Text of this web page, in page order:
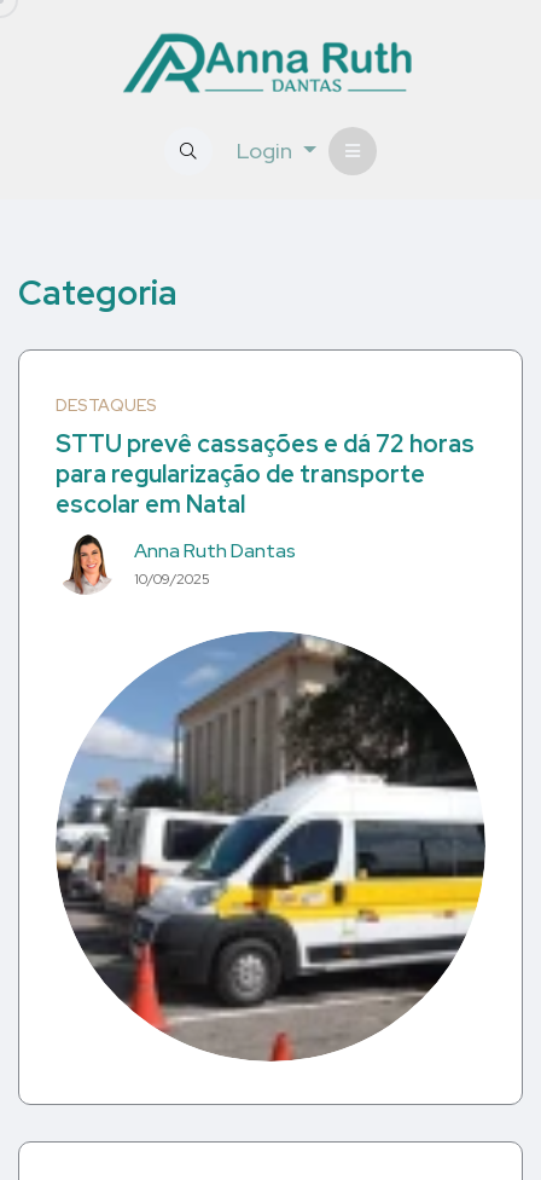
Login
Categoria
DESTAQUES
STTU prevê cassações e dá 72 horas
para regularização de transporte
escolar em Natal
Anna Ruth Dantas
10/09/2025